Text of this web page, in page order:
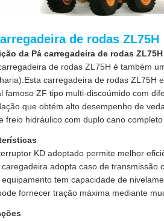
de rodas ZL75H
da Pá carregadeira de rodas ZL75H
de rodas ZL75H é também
carregadeira de rodas ZL75H
famoso ZF tipo multi-discoúmido com
que obtém alto desempenho de
freio hidráulico com duplo cano
KD adoptado permite melhor
caregadeira adopta caso de transmissão
tem capacidade de
fornecer tração máxima mediante